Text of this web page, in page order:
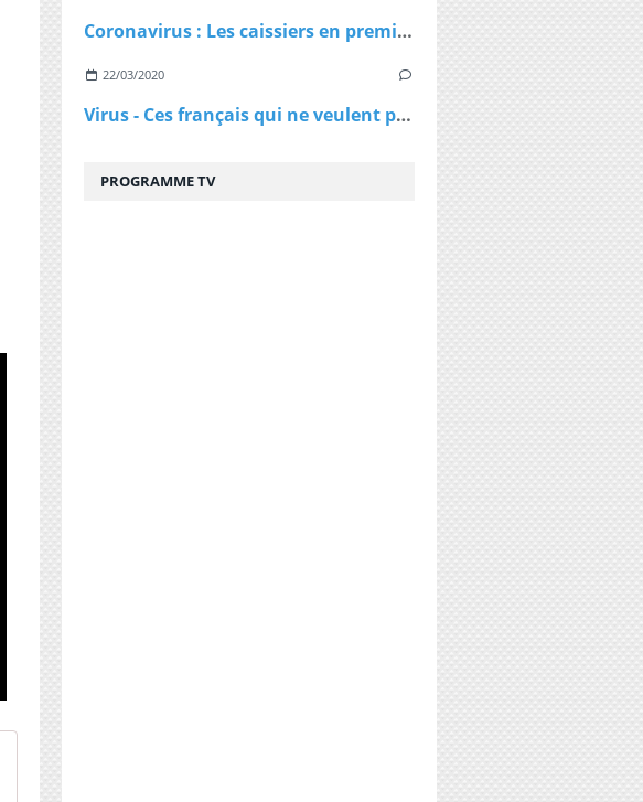
Coronavirus : Les caissiers en première ligne et peu protégés
22/03/2020
Virus - Ces français qui ne veulent pas rester chez eux et qui ne comprennent pas les ordres des policiers
PROGRAMME TV